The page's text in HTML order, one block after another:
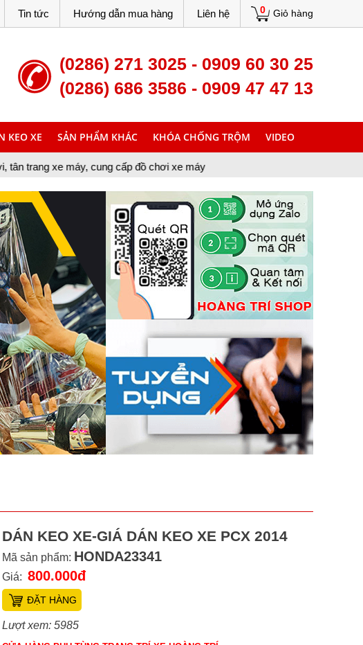
0 Giỏ hàng
Tin tức Hướng dẫn mua hàng Liên hệ
(0286) 271 3025 - 0909 60 30 25
(0286) 686 3586 - 0909 47 47 13
KEO XE SẢN PHẨM KHÁC KHÓA CHỐNG TRỘM VIDEO
cung cấp đồ chơi xe máy
DÁN KEO XE-GIÁ DÁN KEO XE PCX 2014
Mã sản phẩm: HONDA23341
Giá: 800.000đ
ĐẶT HÀNG
Lượt xem: 5985